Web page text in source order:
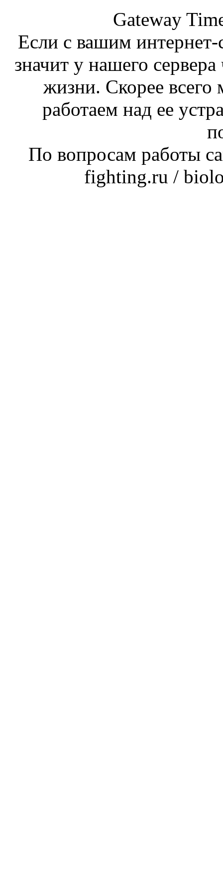
Gateway
Если с вашим интернет-
значит у нашего
жизни. Скорее
работаем над ее
По вопросам работы
fighting.ru /